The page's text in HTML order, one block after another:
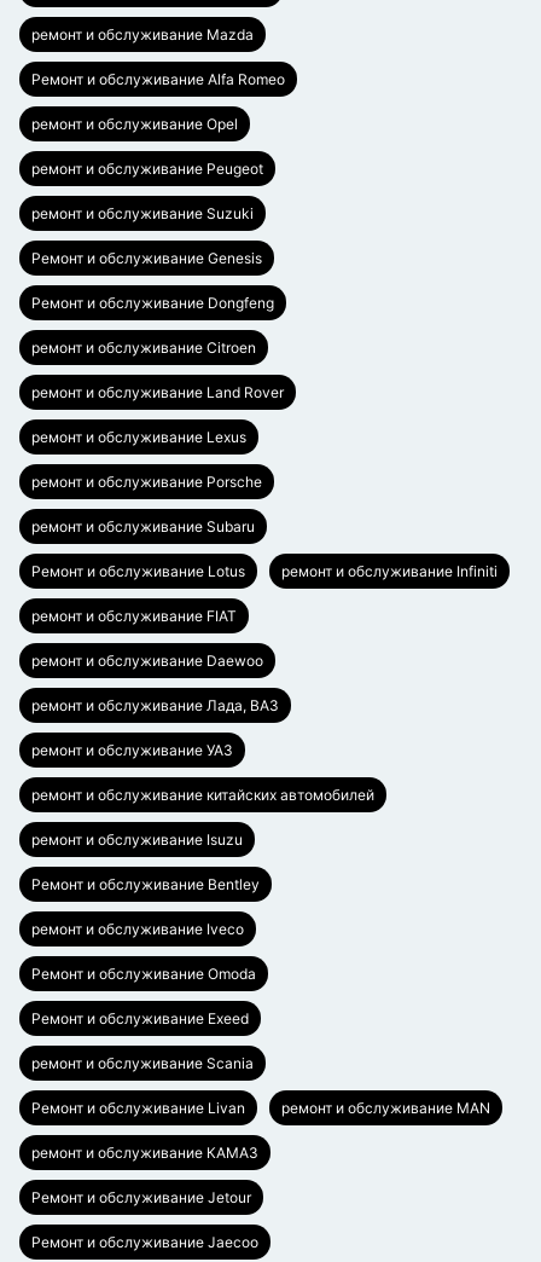
ремонт и обслуживание Mazda
Ремонт и обслуживание Alfa Romeo
ремонт и обслуживание Opel
ремонт и обслуживание Peugeot
ремонт и обслуживание Suzuki
Ремонт и обслуживание Genesis
Ремонт и обслуживание Dongfeng
ремонт и обслуживание Citroen
ремонт и обслуживание Land Rover
ремонт и обслуживание Lexus
ремонт и обслуживание Porsche
ремонт и обслуживание Subaru
Ремонт и обслуживание Lotus ремонт и обслуживание Infiniti
ремонт и обслуживание FIAT
ремонт и обслуживание Daewoo
ремонт и обслуживание Лада, ВАЗ
ремонт и обслуживание УАЗ
ремонт и обслуживание китайских автомобилей
ремонт и обслуживание Isuzu
Ремонт и обслуживание Bentley
ремонт и обслуживание Iveco
Ремонт и обслуживание Omoda
Ремонт и обслуживание Exeed
ремонт и обслуживание Scania
Ремонт и обслуживание Livan ремонт и обслуживание MAN
ремонт и обслуживание КАМАЗ
Ремонт и обслуживание Jetour
Ремонт и обслуживание Jaecoo